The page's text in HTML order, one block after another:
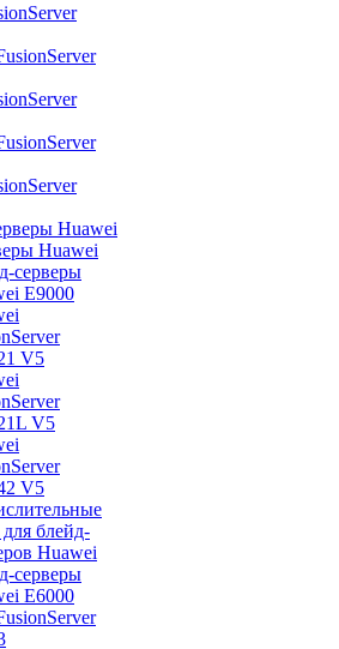
Huawei
серверы
E9000
V5
V5
V5
блейд-
Huawei
серверы
E6000